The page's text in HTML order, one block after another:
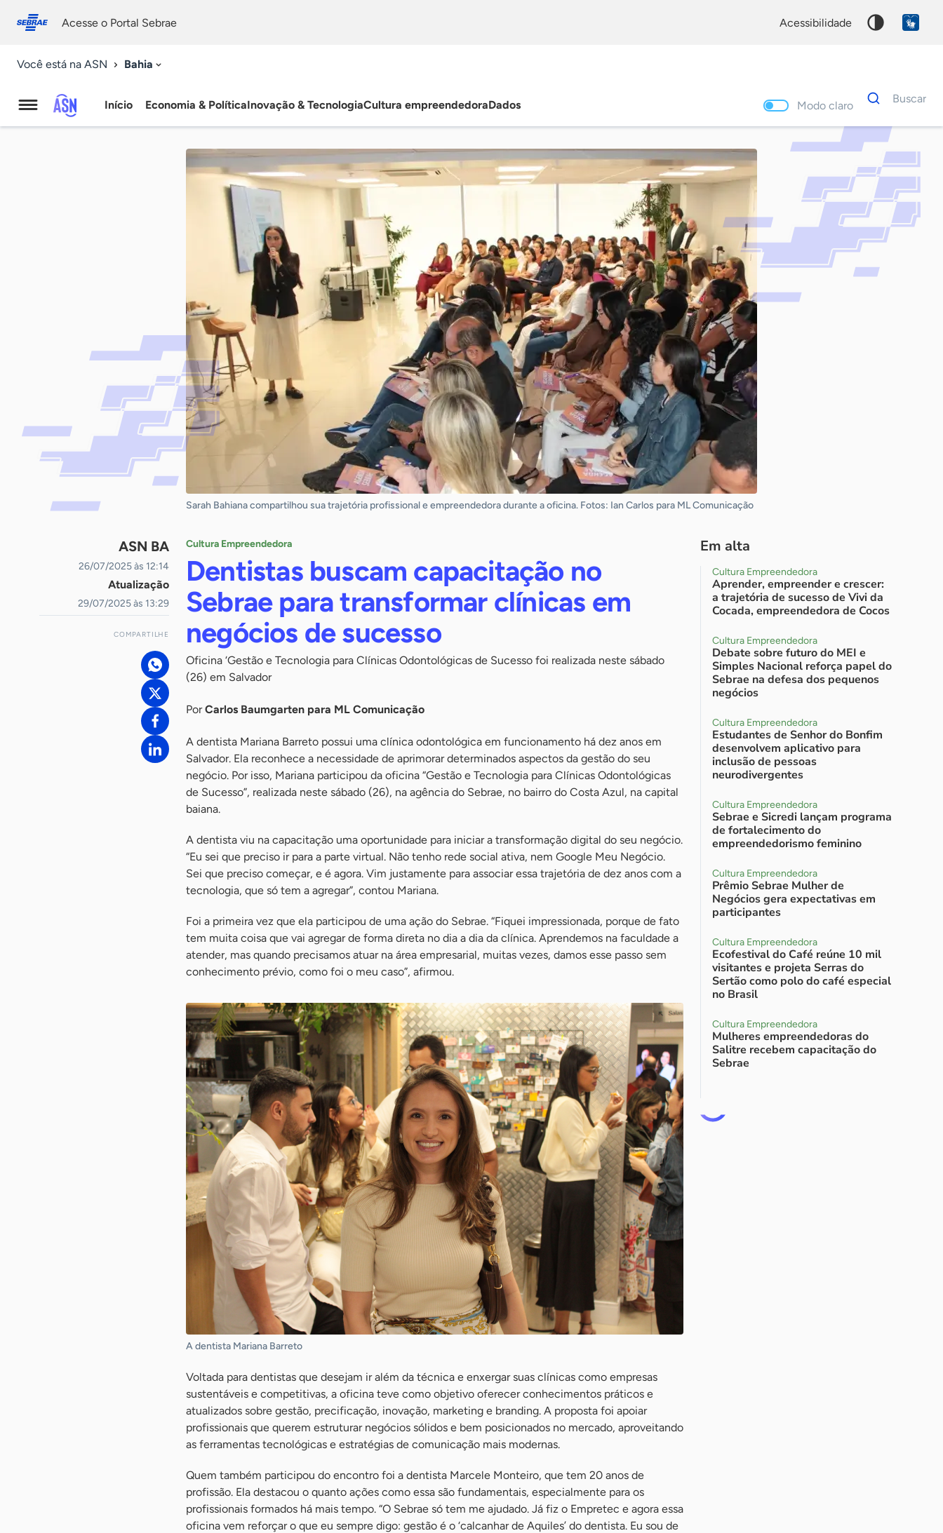
conosco
Acesse o Portal Sebrae acessibilidade
Você está na ASN Bahia
Agência
Início Economia & PolíticaInovação & TecnologiaCultura empreendedoraDados Modo claro
Dados
para
Buscar
Palavra
chave
Sarah Bahiana compartilhou sua trajetória profissional e empreendedora durante a oficina. Fotos: Ian Carlos para ML Comunicação
ASN BA
26/07/2025 às 12:14
Atualização
29/07/2025 às 13:29
COMPARTILHE
Cultura Empreendedora
Dentistas buscam capacitação no
Sebrae para transformar clínicas em
negócios de sucesso
Oficina ‘Gestão e Tecnologia para Clínicas Odontológicas de Sucesso foi realizada neste sábado
(26) em Salvador
PorCarlos Baumgarten para ML Comunicação
A dentista Mariana Barreto possui uma clínica odontológica em funcionamento há dez anos em
Salvador. Ela reconhece a necessidade de aprimorar determinados aspectos da gestão do seu
negócio. Por isso, Mariana participou da oficina “Gestão e Tecnologia para Clínicas Odontológicas
de Sucesso”, realizada neste sábado (26), na agência do Sebrae, no bairro do Costa Azul, na capital
baiana.
A dentista viu na capacitação uma oportunidade para iniciar a transformação digital do seu negócio.
“Eu sei que preciso ir para a parte virtual. Não tenho rede social ativa, nem Google Meu Negócio.
Sei que preciso começar, e é agora. Vim justamente para associar essa trajetória de dez anos com a
tecnologia, que só tem a agregar”, contou Mariana.
Foi a primeira vez que ela participou de uma ação do Sebrae. “Fiquei impressionada, porque de fato
tem muita coisa que vai agregar de forma direta no dia a dia da clínica. Aprendemos na faculdade a
atender, mas quando precisamos atuar na área empresarial, muitas vezes, damos esse passo sem
conhecimento prévio, como foi o meu caso”, afirmou.
A dentista Mariana Barreto
Voltada para dentistas que desejam ir além da técnica e enxergar suas clínicas como empresas
sustentáveis e competitivas, a oficina teve como objetivo oferecer conhecimentos práticos e
atualizados sobre gestão, precificação, inovação, marketing e branding. A proposta foi apoiar
profissionais que querem estruturar negócios sólidos e bem posicionados no mercado, aproveitando
as ferramentas tecnológicas e estratégias de comunicação mais modernas.
Quem também participou do encontro foi a dentista Marcele Monteiro, que tem 20 anos de
profissão. Ela destacou o quanto ações como essa são fundamentais, especialmente para os
profissionais formados há mais tempo. “O Sebrae só tem me ajudado. Já fiz o Empretec e agora essa
oficina vem reforçar o que eu sempre digo: gestão é o ‘calcanhar de Aquiles’ do dentista. Eu sou de
Em alta
Cultura Empreendedora
Aprender, empreender e crescer:
a trajetória de sucesso de Vivi da
Cocada, empreendedora de Cocos
Cultura Empreendedora
Debate sobre futuro do MEI e
Simples Nacional reforça papel do
Sebrae na defesa dos pequenos
negócios
Cultura Empreendedora
Estudantes de Senhor do Bonfim
desenvolvem aplicativo para
inclusão de pessoas
neurodivergentes
Cultura Empreendedora
Sebrae e Sicredi lançam programa
de fortalecimento do
empreendedorismo feminino
Cultura Empreendedora
Prêmio Sebrae Mulher de
Negócios gera expectativas em
participantes
Cultura Empreendedora
Ecofestival do Café reúne 10 mil
visitantes e projeta Serras do
Sertão como polo do café especial
no Brasil
Cultura Empreendedora
Mulheres empreendedoras do
Salitre recebem capacitação do
Sebrae